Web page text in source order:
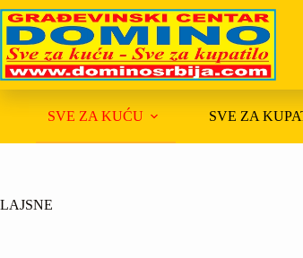
Skip
to
content
SVE ZA KUĆU SVE ZA
LAJSNE